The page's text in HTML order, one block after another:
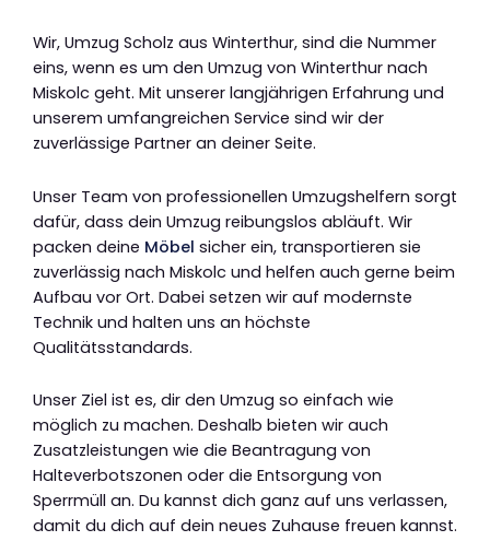
Wir, Umzug Scholz aus Winterthur, sind die Nummer
eins, wenn es um den Umzug von Winterthur nach
Miskolc geht. Mit unserer langjährigen Erfahrung und
unserem umfangreichen Service sind wir der
zuverlässige Partner an deiner Seite.
Unser Team von professionellen Umzugshelfern sorgt
dafür, dass dein Umzug reibungslos abläuft. Wir
packen deine Möbel sicher ein, transportieren sie
zuverlässig nach Miskolc und helfen auch gerne beim
Aufbau vor Ort. Dabei setzen wir auf modernste
Technik und halten uns an höchste
Qualitätsstandards.
Unser Ziel ist es, dir den Umzug so einfach wie
möglich zu machen. Deshalb bieten wir auch
Zusatzleistungen wie die Beantragung von
Halteverbotszonen oder die Entsorgung von
Sperrmüll an. Du kannst dich ganz auf uns verlassen,
damit du dich auf dein neues Zuhause freuen kannst.